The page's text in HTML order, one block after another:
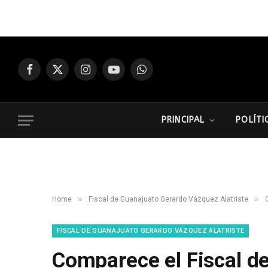
Facebook
X
InstagramYouTubeWhatsApp
PRINCIPAL
Home » Fiscal de Guanajuato Gerardo Vázquez Alatriste »
FISCAL DE GUANAJUATO GERARDO VÁZQUEZ ALATRISTE
Comparece el Fiscal